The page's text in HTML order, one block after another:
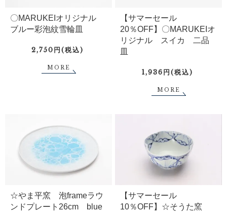
〇MARUKEIオリジナル
ブルー彩泡紋雪輪皿
2,750円(税込)
MORE
【サマーセール
20％OFF】〇MARUKEIオ
リジナル スイカ 二品
皿
1,936円(税込)
MORE
☆やま平窯 泡frameラウ
ンドプレート26cm blue
【サマーセール
10％OFF】☆そうた窯